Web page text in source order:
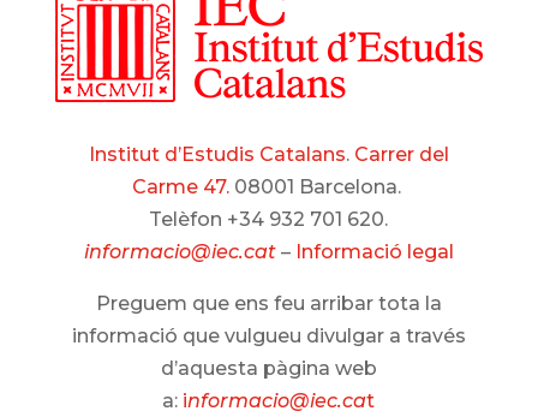
Institut d’Estudis Catalans. Carrer del
Carme 47.08001 Barcelona.
Telèfon +34 932 701 620.
informacio@iec.cat– Informació legal
Preguem que ens feu arribar tota la
informació que vulgueu divulgar a través
d’aquesta pàgina web
a: informacio@iec.cat